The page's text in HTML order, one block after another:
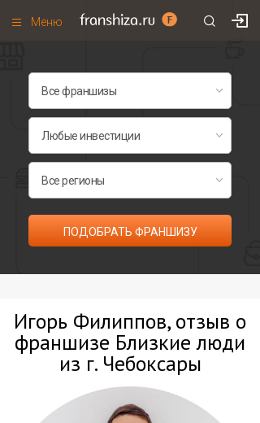
Меню
Франшизы по категориям
ПОДОБРАТЬ ФРАНШИЗУ
Игорь Филиппов, отзыв о
франшизе Близкие люди
из г. Чебоксары